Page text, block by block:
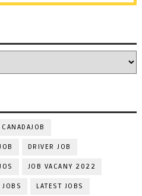
CANADAJOB
DRIVER JOB
JOB VACANY 2022
JOBS LATEST JOBS